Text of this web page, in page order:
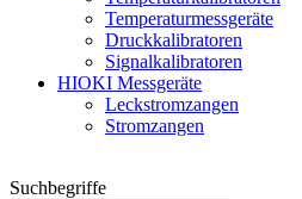
Temperaturmessgeräte
Druckkalibratoren
Signalkalibratoren
HIOKI Messgeräte
Leckstromzangen
Stromzangen
Suchbegriffe